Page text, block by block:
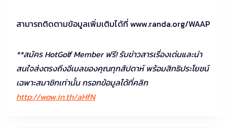
สามารถติดตามข้อมูลเพิ่มเติมได้ที่ www.randa.org/WAAP
**สมัคร HotGolf Member ฟรี! รับข่าวสารเรื่องเด่นและน่า
สนใจส่งตรงถึงอีเมลของคุณทุกสัปดาห์ พร้อมสิทธิประโยชน์
เฉพาะสมาชิกเท่านั้น กรอกข้อมูลได้ที่คลิก
http://wow.in.th/aHfN